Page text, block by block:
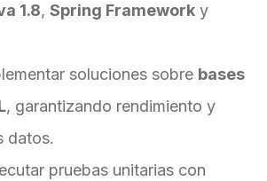
1.8, Spring Framework y
soluciones sobre bases
, garantizando rendimiento y
datos.
pruebas unitarias con